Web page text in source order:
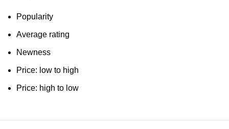
Popularity
Average rating
Newness
Price: low to high
Price: high to low